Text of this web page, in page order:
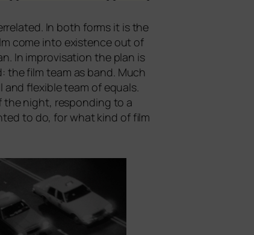
In both forms it is the
come into exis­tence out of
In impro­vi­sa­ti­on the plan is
the film team as band. Much
fle­xi­ble team of equ­als.
the night, respon­ding to a
to do, for what kind of film